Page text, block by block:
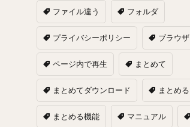
ファイル違う フォルダ
プライバシーポリシー ブラウザ
ページ内で再生 まとめて
まとめてダウンロード まとめる
まとめる機能 マニュアル